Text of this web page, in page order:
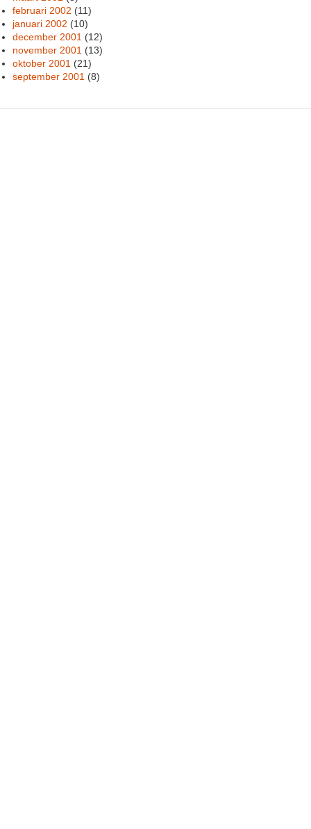
februari 2002 (11)
januari 2002 (10)
december 2001 (12)
november 2001 (13)
oktober 2001 (21)
september 2001 (8)